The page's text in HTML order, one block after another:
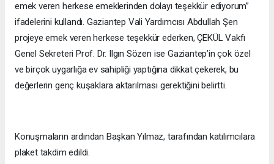
emek veren herkese emeklerinden dolayı teşekkür ediyorum”
ifadelerini kullandı. Gaziantep Vali Yardımcısı Abdullah Şen
projeye emek veren herkese teşekkür ederken, ÇEKÜL Vakfı
Genel Sekreteri Prof. Dr. Ilgın Sözen ise Gaziantep’in çok özel
ve birçok uygarlığa ev sahipliği yaptığına dikkat çekerek, bu
değerlerin genç kuşaklara aktarılması gerektiğini belirtti.
Konuşmaların ardından Başkan Yılmaz, tarafından katılımcılara
plaket takdim edildi.